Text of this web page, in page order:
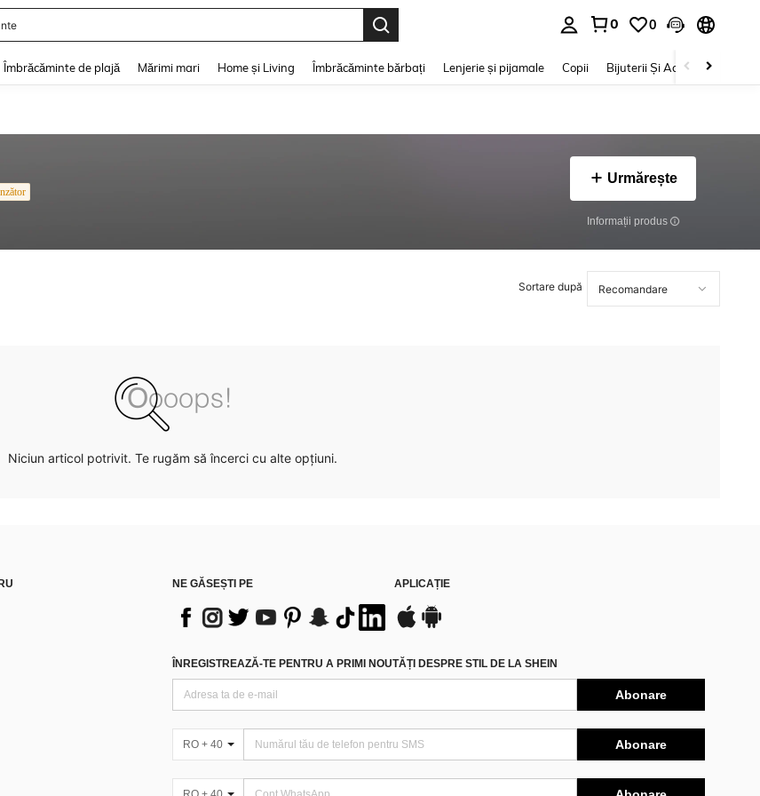
0 0
Îmbrăcăminte de plajă Mărimi mari Home și Living Îmbrăcăminte bărbați Lenjerie și pijamale Copii Bijuterii Și Accesorii
Urmărește
Informații produs
Sortare după
Niciun articol potrivit. Te rugăm să încerci cu alte opțiuni.
NE GĂSEȘTI PE APLICAȚIE
ÎNREGISTREAZĂ-TE PENTRU A PRIMI NOUTĂȚI DESPRE STIL DE LA SHEIN
Abonare
RO + 40 Abonare